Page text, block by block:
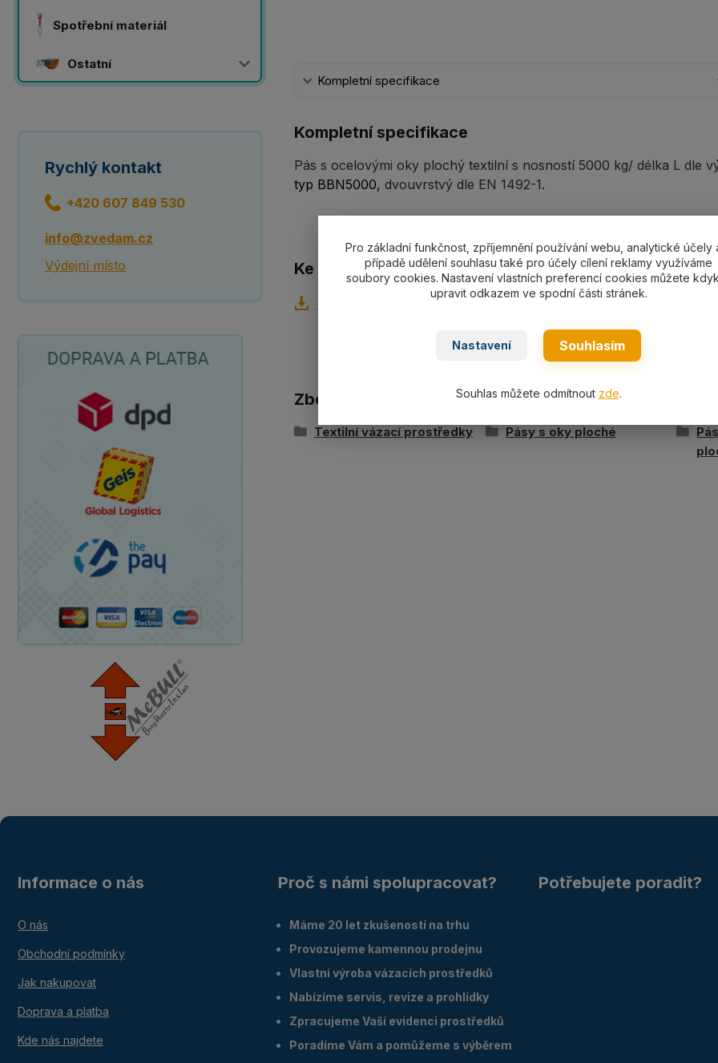
Spotřební materiál
Ostatní
Rychlý kontakt
+420 607 849 530
info@zvedam.cz
Výdejní místo
Kompletní specifikace
Kompletní specifikace
Pás s ocelovými oky plochý textilní s nosností 5000 kg/ délka L dle
typ BBN5000, dvouvrstvý dle EN 1492-1.
Ke stažení
Tabulka nosností - zvedací pásy typ BSB
Zboží zařazeno v kategoriích
Textilní vázací prostředky Pásy s oky ploché
Informace o nás
O nás
Obchodní podmínky
Jak nakupovat
Doprava a platba
Kde nás najdete
Proč s námi spolupracovat?
Máme 20 let zkušeností na trhu
Provozujeme kamennou prodejnu
Vlastní výroba vázacích prostředků
Nabízíme servis, revize a prohlídky
Zpracujeme Vaší evidenci prostředků
Poradíme Vám a pomůžeme s výběrem
Potřebujete poradit?
Pro základní funkčnost, zpříjemnění používání webu, analytické účely
případě udělení souhlasu také pro účely cílení reklamy využíváme
soubory cookies. Nastavení vlastních preferencí cookies můžete
upravit odkazem ve spodní části stránek.
Nastavení Souhlasím
Souhlas můžete odmítnout zde.